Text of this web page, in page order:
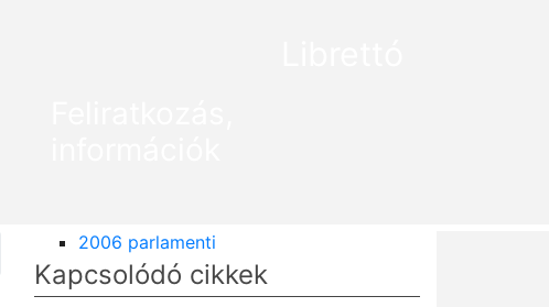
2006 parlamenti
Kapcsolódó cikkek